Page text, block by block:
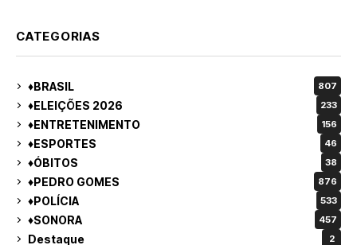
CATEGORIAS
♦BRASIL 807
♦ELEIÇÕES 2026 233
♦ENTRETENIMENTO 156
♦ESPORTES 46
♦ÓBITOS 38
♦PEDRO GOMES 876
♦POLÍCIA 533
♦SONORA 457
Destaque 2